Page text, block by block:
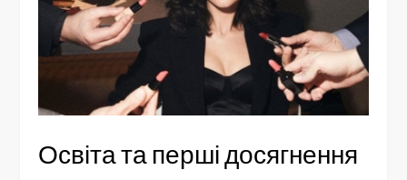
Освіта та перші досягнення